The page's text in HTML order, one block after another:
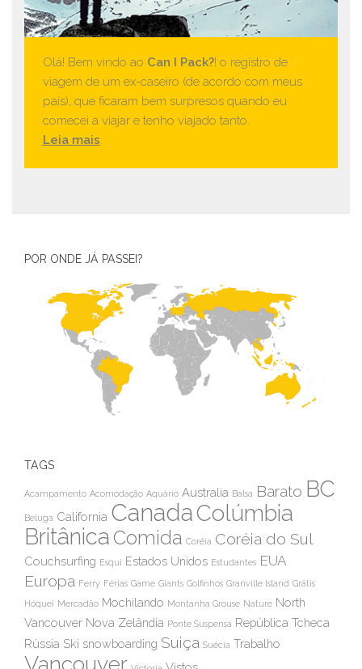
Olá! Bem vindo ao Can I Pack?! o registro de
viagem de um ex-caseiro (de acordo com meus
pais), que ficaram bem surpresos quando eu
comecei a viajar e tenho viajado tanto.
Leia mais.
POR ONDE JÁ PASSEI?
TAGS
Acampamento Acomodação Aquário Australia Balsa Barato BC
Beluga California CanadaColúmbia
Britânica Comida Coréia Coréia do Sul
Couchsurfing Esqui Estados Unidos Estudantes EUA
Europa Ferry Férias Game Giants Golfinhos Granville Island Grátis
Hóquei Mercadão Mochilando Montanha Grouse Nature North
Vancouver Nova Zelândia Ponte Suspensa República Tcheca
Rússia Ski snowboarding Suiça Suécia Trabalho
Vancouver